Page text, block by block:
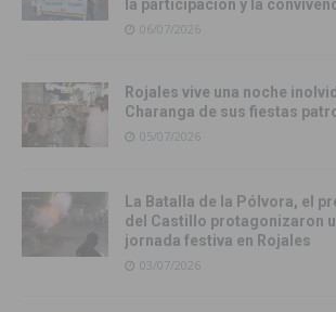
la participación y la
06/07/2026
Rojales vive una noche
Charanga de sus fiestas
05/07/2026
La Batalla de la Pólvora, el
del Castillo protagonizaron
jornada festiva en Rojales
03/07/2026